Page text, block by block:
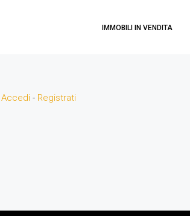
IMMOBILI IN VENDITA
Accedi - Registrati